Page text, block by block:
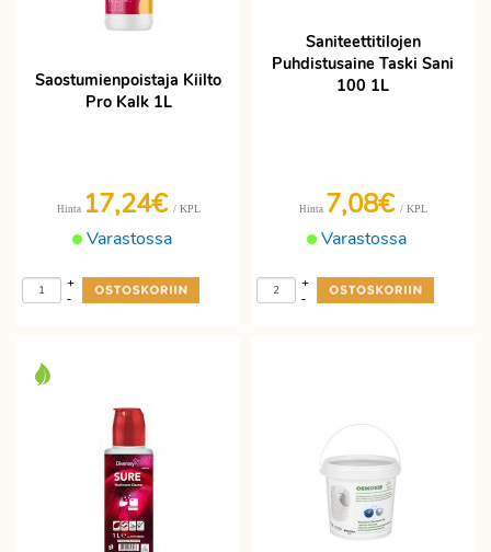
Saostumienpoistaja Kiilto
Pro Kalk 1L
Varastossa
Hinta 17,24€ / KPL
-
+
Saniteettitilojen
Puhdistusaine Taski Sani
100 1L
Varastossa
Hinta 7,08€ / KPL
-
+